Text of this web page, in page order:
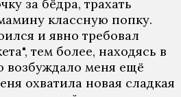
за бёдра, трахать
классную попку.
и явно требовал
тем более, находясь в
возбуждало меня ещё
охватила новая сладкая